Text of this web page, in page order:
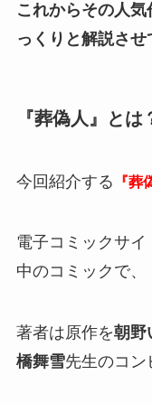
これからその人
っくりと解説させ
『葬偽人』とは
今回紹介する 『葬
電子コミックサイ
中のコミックで、
著者は原作を朝野
橋舞雪先生のコン